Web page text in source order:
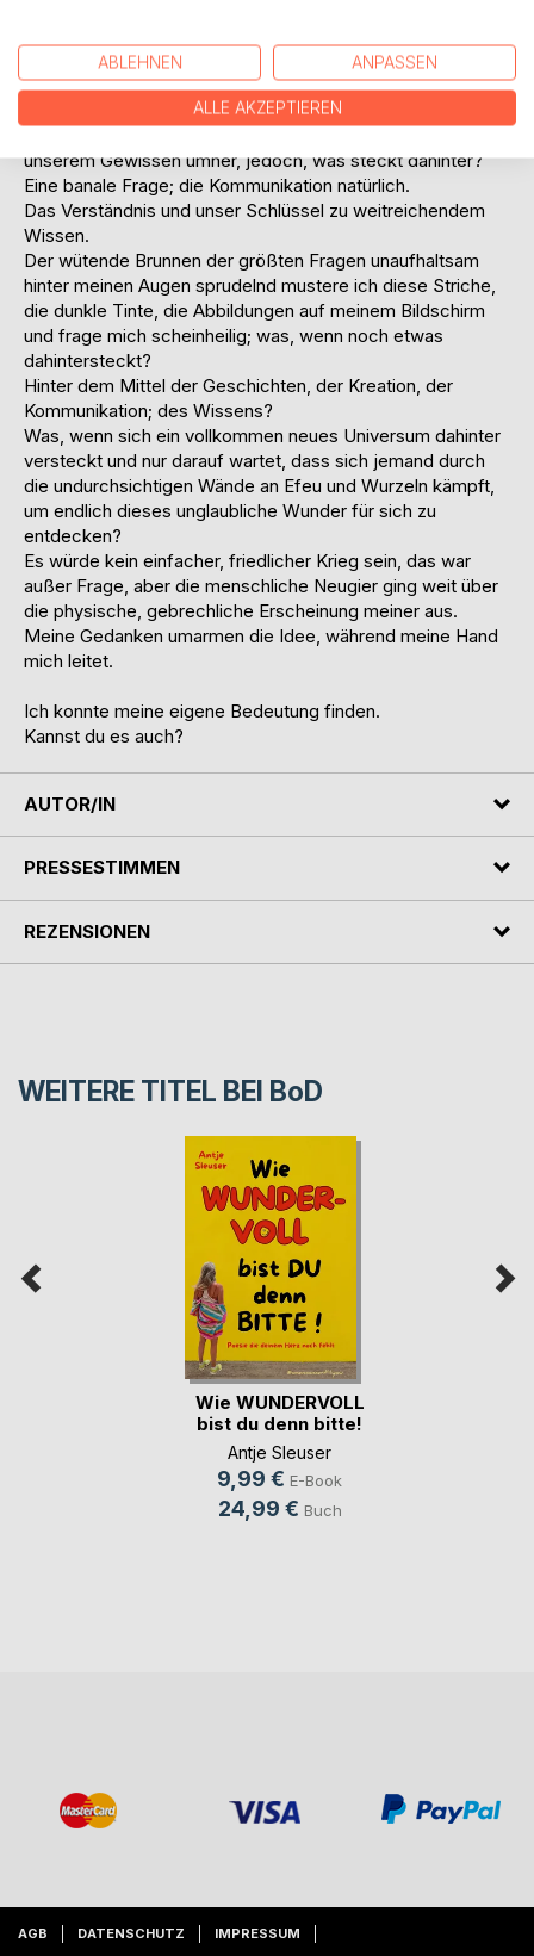
glückdurchzogenen Kindern.
Man erlernt es, nutzt es ununterbrochen in dem
voranschreitenden Leben. Wie ein konstant
unserem Gewissen umher, jedoch, was steckt dahinter?
Eine banale Frage; die Kommunikation natürlich.
Das Verständnis und unser Schlüssel zu weitreichendem
Wissen.
Der wütende Brunnen der größten Fragen unaufhaltsam
hinter meinen Augen sprudelnd mustere ich diese Striche,
die dunkle Tinte, die Abbildungen auf meinem Bildschirm
und frage mich scheinheilig; was, wenn noch etwas
dahintersteckt?
Hinter dem Mittel der Geschichten, der Kreation, der
Kommunikation; des Wissens?
Was, wenn sich ein vollkommen neues Universum dahinter
versteckt und nur darauf wartet, dass sich jemand durch
die undurchsichtigen Wände an Efeu und Wurzeln kämpft,
um endlich dieses unglaubliche Wunder für sich zu
entdecken?
Es würde kein einfacher, friedlicher Krieg sein, das war
außer Frage, aber die menschliche Neugier ging weit über
die physische, gebrechliche Erscheinung meiner aus.
Meine Gedanken umarmen die Idee, während meine Hand
mich leitet.
Ich konnte meine eigene Bedeutung finden.
Kannst du es auch?
AUTOR/IN
PRESSESTIMMEN
REZENSIONEN
WEITERE TITEL BEI BoD
Wie WUNDERVOLL
bist du denn bitte!
Antje Sleuser
9,99 € E-Book
24,99 € Buch
AGB DATENSCHUTZ IMPRESSUM
ABLEHNEN ANPASSEN
ALLE AKZEPTIEREN